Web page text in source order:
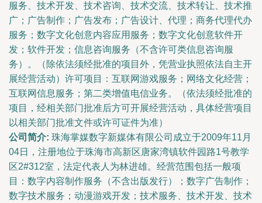
服务、技术开发、技术咨询、技术交流、技术转让、技术推
广；广告制作；广告发布；广告设计、代理；商务代理代办
服务；数字文化创意内容应用服务；数字文化创意软件开
发；软件开发；信息咨询服务（不含许可类信息咨询服
务）。（除依法须经批准的项目外，凭营业执照依法自主开
展经营活动）许可项目：互联网游戏服务；网络文化经营；
互联网信息服务；第二类增值电信业务。（依法须经批准的
项目，经相关部门批准后方可开展经营活动，具体经营项目
以相关部门批准文件或许可证件为准）
公司简介: 珠海掌媒数字新媒体有限公司成立于2009年11月
04日，注册地位于珠海市高新区唐家湾镇软件园路1号教学
区2#312室，法定代表人为林进雄。经营范围包括一般项
目：数字内容制作服务（不含出版发行）；数字广告制作；
数字技术服务；动漫游戏开发；技术服务、技术开发、技术